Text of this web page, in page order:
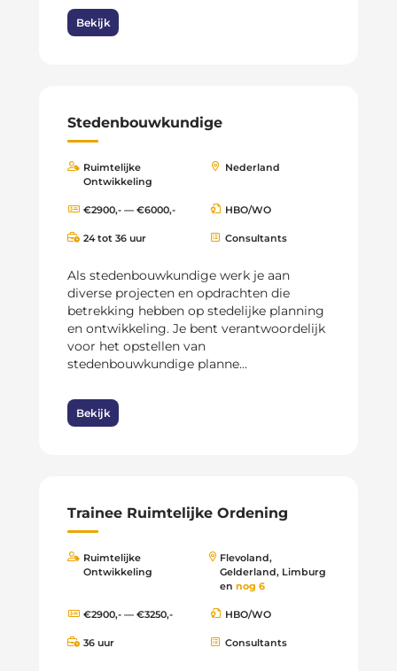
Bekijk
Stedenbouwkundige
Ruimtelijke
Ontwikkeling
Nederland
€2900,- — €6000,- HBO/WO
24 tot 36 uur Consultants
Als stedenbouwkundige werk je aan
diverse projecten en opdrachten die
betrekking hebben op stedelijke planning
en ontwikkeling. Je bent verantwoordelijk
voor het opstellen van
stedenbouwkundige planne...
Bekijk
Trainee Ruimtelijke Ordening
Ruimtelijke
Ontwikkeling
Flevoland,
Gelderland, Limburg
en nog 6
€2900,- — €3250,- HBO/WO
36 uur Consultants